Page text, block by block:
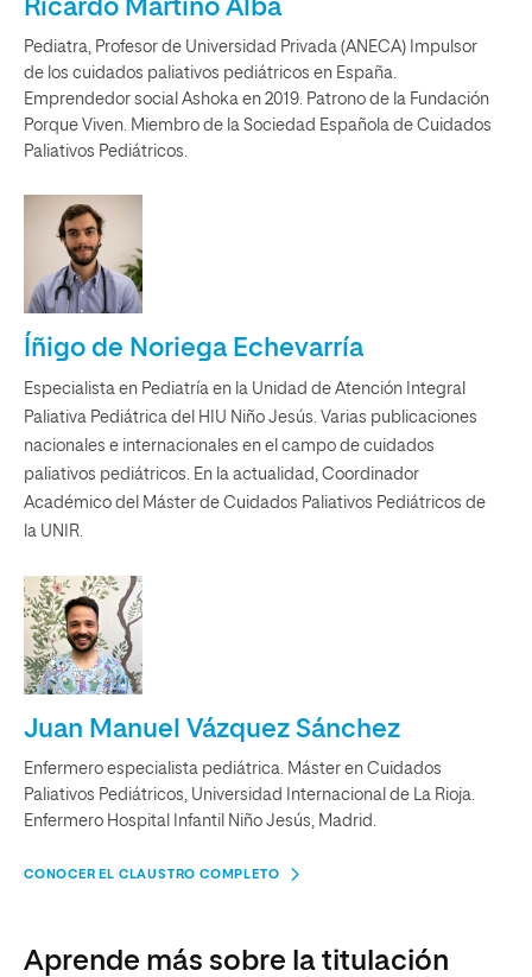
Ricardo Martino Alba
Pediatra, Profesor de Universidad Privada (ANECA) Impulsor
de los cuidados paliativos pediátricos en España.
Emprendedor social Ashoka en 2019. Patrono de la Fundación
Porque Viven. Miembro de la Sociedad Española de Cuidados
Paliativos Pediátricos.
Íñigo de Noriega Echevarría
Especialista en Pediatría en la Unidad de Atención Integral
Paliativa Pediátrica del HIU Niño Jesús. Varias publicaciones
nacionales e internacionales en el campo de cuidados
paliativos pediátricos. En la actualidad, Coordinador
Académico del Máster de Cuidados Paliativos Pediátricos de
la UNIR.
Juan Manuel Vázquez Sánchez
Enfermero especialista pediátrica. Máster en Cuidados
Paliativos Pediátricos, Universidad Internacional de La Rioja.
Enfermero Hospital Infantil Niño Jesús, Madrid.
CONOCER EL CLAUSTRO COMPLETO
Aprende más sobre la titulación